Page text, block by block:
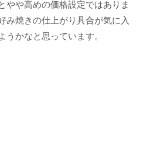
やや高めの価格設定ではありま
み焼きの仕上がり具合が気に入
うかなと思っています。